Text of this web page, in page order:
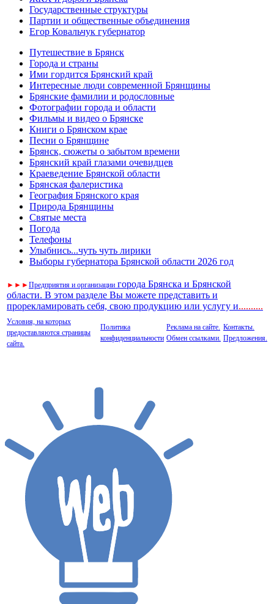
Государственные структуры
Партии и общественные объединения
Егор Ковальчук губернатор
Путешествие в Брянск
Города и страны
Ими гордится Брянский край
Интересные люди современной Брянщины
Брянские фамилии и родословные
Фотографии города и области
Фильмы и видео о Брянске
Книги о Брянском крае
Песни о Брянщине
Брянск, сюжеты о забытом времени
Брянский край глазами очевидцев
Краеведение Брянской области
Брянская фалеристика
География Брянского края
Природа Брянщины
Святые места
Погода
Телефоны
Улыбнись...чуть чуть лирики
Выборы губернатора Брянской области 2026 год
► ► ►Предприятия и организации города Брянска и Брянской
области. В этом разделе Вы можете представить и
прорекламировать себя, свою продукцию или услугу и..........
Условия, на которых
предоставляются страницы
сайта.
Политика
конфиденциальности
Реклама на сайте.
Обмен ссылками.
Контакты.
Предложения.